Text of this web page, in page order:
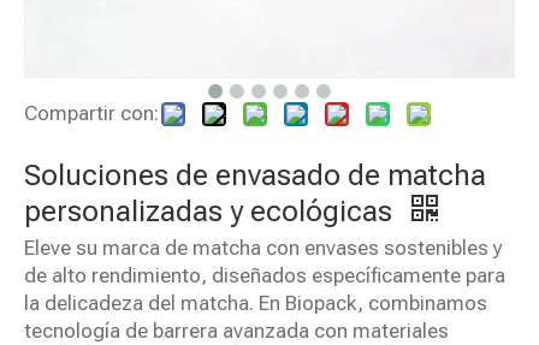
Compartir con:
Soluciones de envasado de matcha
personalizadas y ecológicas
Eleve su marca de matcha con envases sostenibles y
de alto rendimiento, diseñados específicamente para
la delicadeza del matcha. En Biopack, combinamos
tecnología de barrera avanzada con materiales